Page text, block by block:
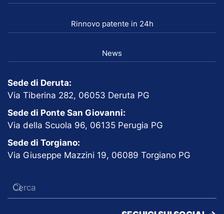
Rinnovo patente in 24h
News
Sede di Deruta:
Via Tiberina 282, 06053 Deruta PG
Sede di Ponte San Giovanni:
Via della Scuola 96, 06135 Perugia PG
Sede di Torgiano:
Via Giuseppe Mazzini 19, 06089 Torgiano PG